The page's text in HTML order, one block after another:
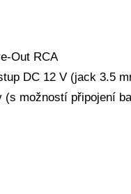
Out RCA
DC 12 V (jack 3.5
možností připojení